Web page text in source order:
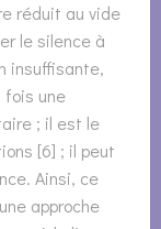
réduit au vide
le silence à
insuffisante,
fois une
; il est le
[6] ; il peut
Ainsi, ce
approche